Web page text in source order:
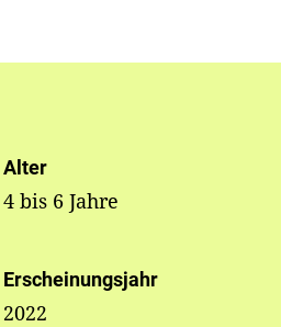
Alter
4 bis 6 Jahre
Erscheinungsjahr
2022